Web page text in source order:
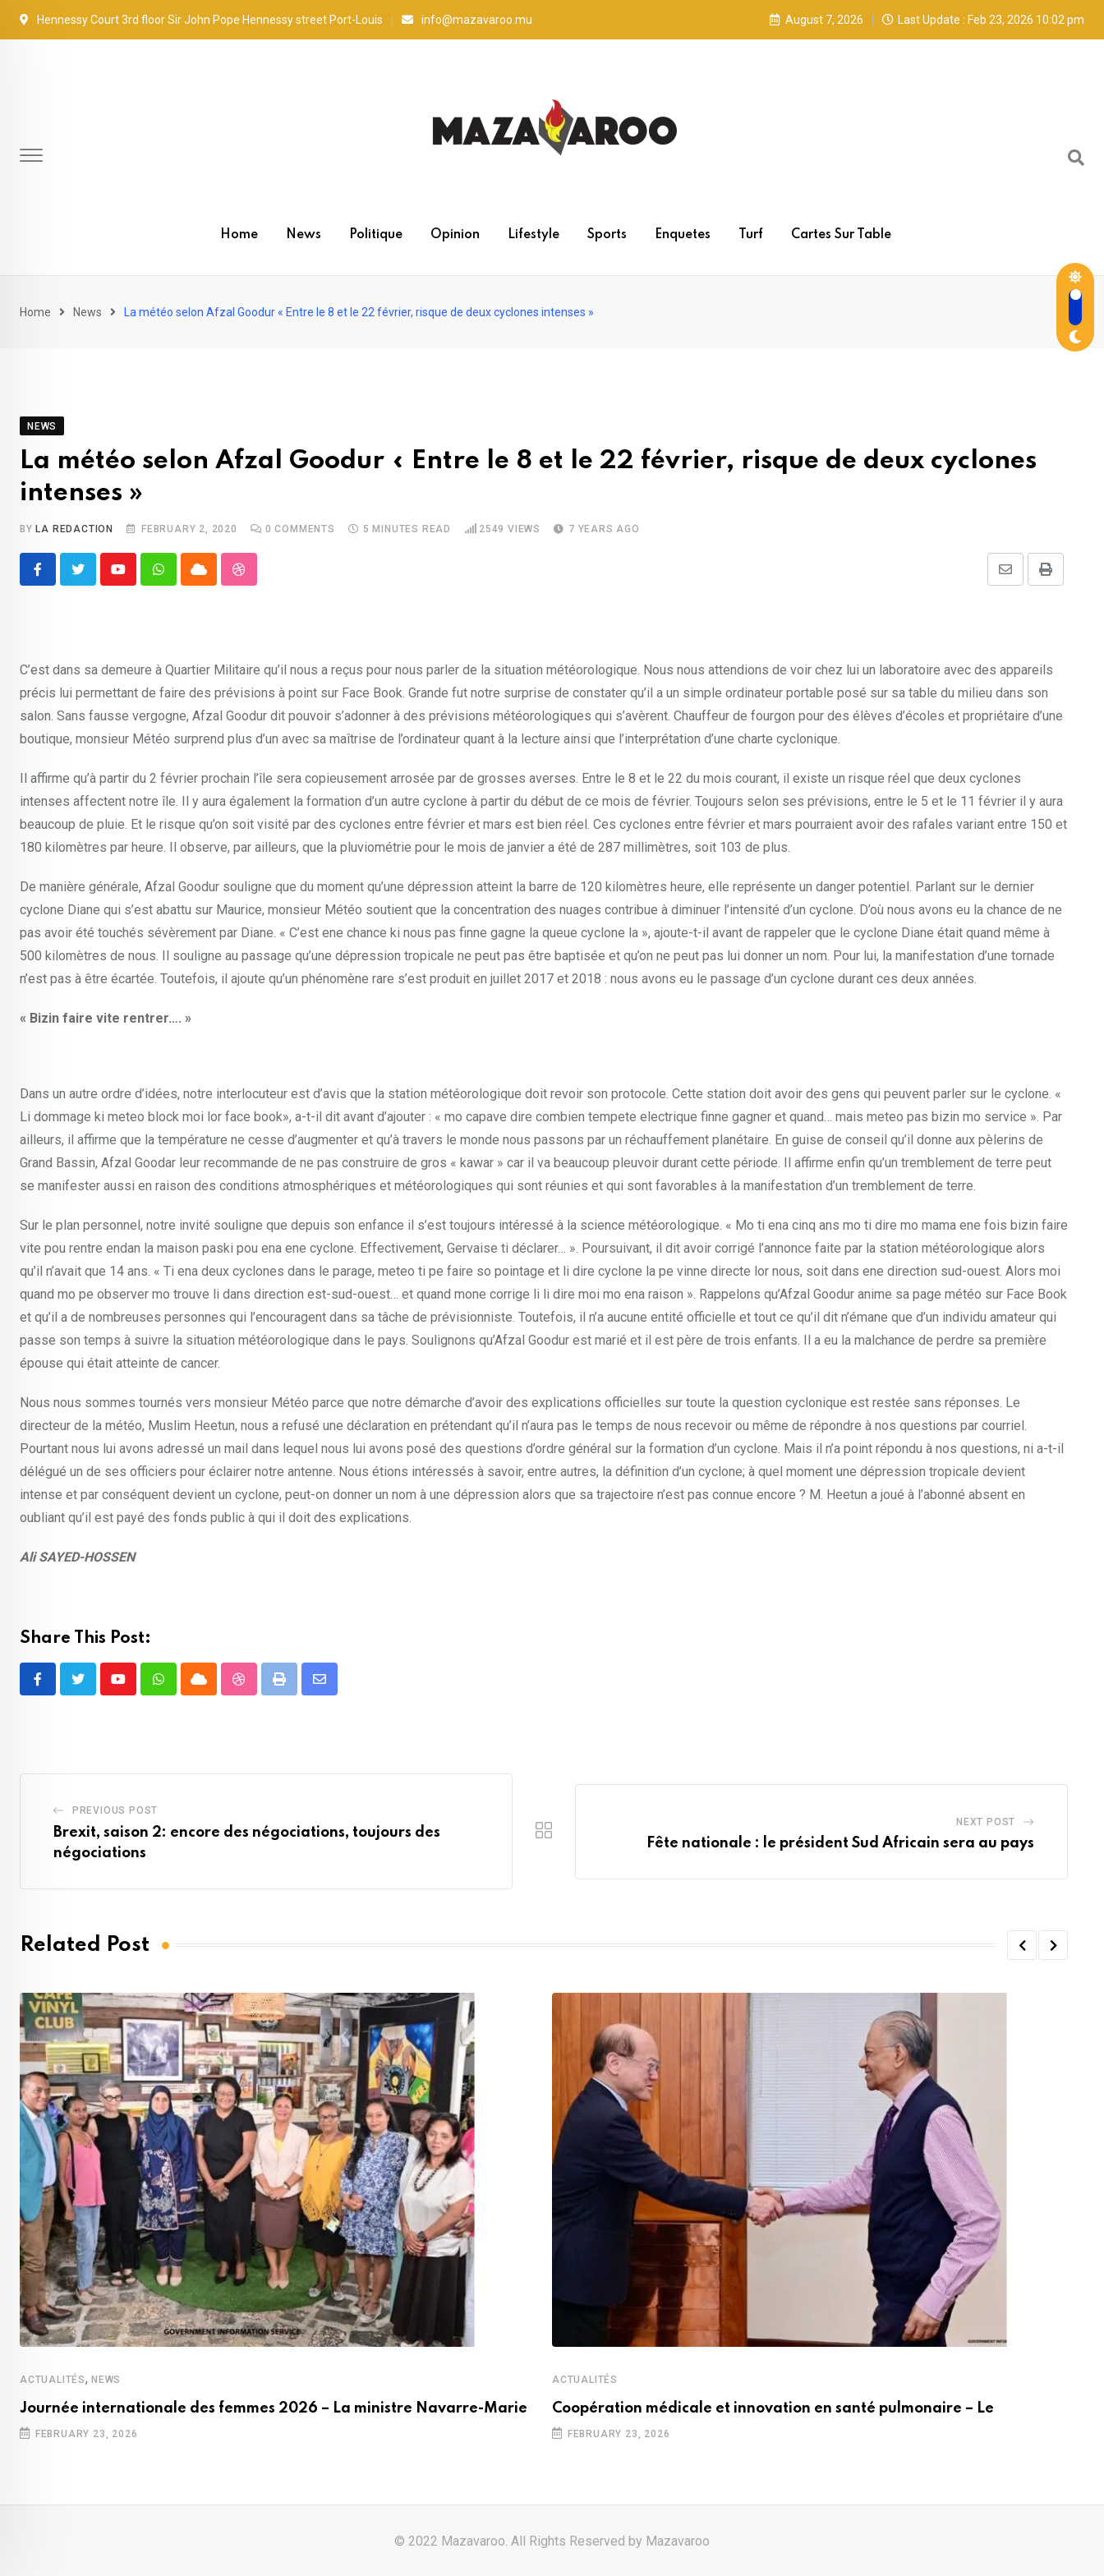
Skip
Hennessy Court 3rd floor Sir John Pope Hennessy street Port-Louis info@mazavaroo.mu August 7, 2026 Last Update : Feb 23, 2026 10:02 pm
Home News Politique Opinion Lifestyle Sports Enquetes Turf Cartes Sur Table
Home News La météo selon Afzal Goodur « Entre le 8 et le 22 février, risque de deux cyclones intenses »
NEWS
La météo selon Afzal Goodur « Entre le 8 et le 22 février, risque de deux cyclones
intenses »
BY LA REDACTION FEBRUARY 2, 2020 0 COMMENTS 5 MINUTES READ 2549 VIEWS 7 YEARS AGO
YoutubeWhatsappCloud StumbleUpon Print
Share
C’est dans sa demeure à Quartier Militaire qu’il nous a reçus pour nous parler de la situation météorologique. Nous nous attendions de voir chez lui un laboratoire avec des appareils
précis lui permettant de faire des prévisions à point sur Face Book. Grande fut notre surprise de constater qu’il a un simple ordinateur portable posé sur sa table du milieu dans son
salon. Sans fausse vergogne, Afzal Goodur dit pouvoir s’adonner à des prévisions météorologiques qui s’avèrent. Chauffeur de fourgon pour des élèves d’écoles et propriétaire d’une
boutique, monsieur Météo surprend plus d’un avec sa maîtrise de l’ordinateur quant à la lecture ainsi que l’interprétation d’une charte cyclonique.
Il affirme qu’à partir du 2 février prochain l’île sera copieusement arrosée par de grosses averses. Entre le 8 et le 22 du mois courant, il existe un risque réel que deux cyclones
intenses affectent notre île. Il y aura également la formation d’un autre cyclone à partir du début de ce mois de février. Toujours selon ses prévi­sions, entre le 5 et le 11 février il y aura
beaucoup de pluie. Et le risque qu’on soit visité par des cyclones entre février et mars est bien réel. Ces cyclones entre février et mars pourraient avoir des rafales variant entre 150 et
180 kilomètres par heure. Il observe, par ailleurs, que la pluviométrie pour le mois de janvier a été de 287 milli­mètres, soit 103 de plus.
De manière générale, Afzal Goodur souligne que du moment qu’une dépression atteint la barre de 120 kilomètres heure, elle représente un danger potentiel. Parlant sur le dernier
cyclone Diane qui s’est abattu sur Maurice, monsieur Météo soutient que la concentration des nuages contribue à diminuer l’intensité d’un cyclone. D’où nous avons eu la chance de ne
pas avoir été touchés sévèrement par Diane. « C’est ene chance ki nous pas finne gagne la queue cyclone la », ajoute-t-il avant de rappeler que le cyclone Diane était quand même à
500 kilomètres de nous. Il souligne au passage qu’une dépression tropicale ne peut pas être baptisée et qu’on ne peut pas lui donner un nom. Pour lui, la manifestation d’une tornade
n’est pas à être écartée. Toutefois, il ajoute qu’un phénomène rare s’est produit en juillet 2017 et 2018 : nous avons eu le passage d’un cyclone durant ces deux années.
« Bizin faire vite rentrer…. »
Dans un autre ordre d’idées, notre inter­locuteur est d’avis que la station météoro­logique doit revoir son protocole. Cette station doit avoir des gens qui peuvent parler sur le cyclone. «
Li dommage ki meteo block moi lor face book», a-t-il dit avant d’ajouter : « mo capave dire combien tempete electrique finne gagner et quand… mais meteo pas bizin mo service ». Par
ailleurs, il affirme que la température ne cesse d’augmenter et qu’à travers le monde nous passons par un réchauffement plané­taire. En guise de conseil qu’il donne aux pèlerins de
Grand Bassin, Afzal Goodar leur recommande de ne pas construire de gros « kawar » car il va beaucoup pleuvoir durant cette période. Il affirme enfin qu’un tremblement de terre peut
se manifester aussi en raison des conditions atmosphé­riques et météorologiques qui sont réunies et qui sont favorables à la manifestation d’un tremblement de terre.
Sur le plan personnel, notre invité souligne que depuis son enfance il s’est toujours intéressé à la science météorolo­gique. « Mo ti ena cinq ans mo ti dire mo mama ene fois bizin faire
vite pou rentre endan la maison paski pou ena ene cyclone. Effectivement, Gervaise ti déclarer… ». Poursuivant, il dit avoir corrigé l’annonce faite par la station météorologique alors
qu’il n’avait que 14 ans. « Ti ena deux cyclones dans le parage, meteo ti pe faire so pointage et li dire cyclone la pe vinne directe lor nous, soit dans ene direction sud-ouest. Alors moi
quand mo pe observer mo trouve li dans direction est-sud-ouest… et quand mone corrige li li dire moi mo ena raison ». Rappelons qu’Afzal Goodur anime sa page météo sur Face Book
et qu’il a de nombreuses personnes qui l’encouragent dans sa tâche de prévisionniste. Toutefois, il n’a aucune entité officielle et tout ce qu’il dit n’émane que d’un individu amateur qui
passe son temps à suivre la situation météo­rologique dans le pays. Soulignons qu’Afzal Goodur est marié et il est père de trois enfants. Il a eu la malchance de perdre sa première
épouse qui était atteinte de cancer.
Nous nous sommes tournés vers monsieur Météo parce que notre démarche d’avoir des explications officielles sur toute la question cyclonique est restée sans réponses. Le
directeur de la météo, Muslim Heetun, nous a refusé une déclaration en prétendant qu’il n’aura pas le temps de nous recevoir ou même de répondre à nos questions par courriel.
Pourtant nous lui avons adressé un mail dans lequel nous lui avons posé des questions d’ordre général sur la formation d’un cyclone. Mais il n’a point répondu à nos questions, ni a-t-il
délégué un de ses officiers pour éclairer notre antenne. Nous étions intéressés à savoir, entre autres, la définition d’un cyclone; à quel moment une dépression tropicale devient
intense et par conséquent devient un cyclone, peut-on donner un nom à une dépression alors que sa trajectoire n’est pas connue encore ? M. Heetun a joué à l’abonné absent en
oubliant qu’il est payé des fonds public à qui il doit des explications.
Ali SAYED-HOSSEN
Share This Post:
YoutubeWhatsappCloud StumbleUpon
Print
Share
PREVIOUS POST
Brexit, saison 2: encore des négociations, toujours des
négociations
NEXT POST
Fête nationale : le président Sud Africain sera au pays
Related Post
ACTUALITÉS, NEWS
Journée internationale des femmes 2026 – La ministre Navarre-Marie
FEBRUARY 23, 2026
ACTUALITÉS
Coopération médicale et innovation en santé pulmonaire – Le
FEBRUARY 23, 2026
© 2022 Mazavaroo. All Rights Reserved by Mazavaroo